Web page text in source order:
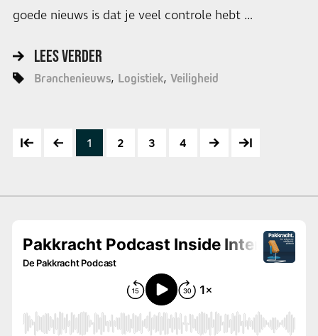
goede nieuws is dat je veel controle hebt …
LEES VERDER
Branchenieuws Logistiek Veiligheid
1 2 3 4